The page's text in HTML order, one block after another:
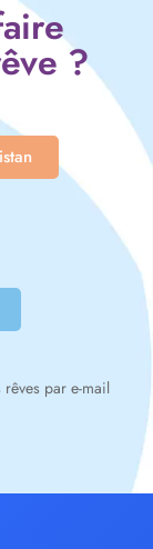
?
par e-mail